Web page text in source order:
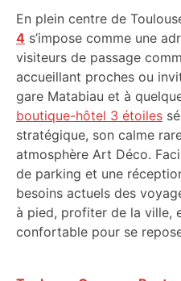
En plein centre de
4 s’impose comme une
visiteurs de passage
accueillant proches ou
gare Matabiau et à
boutique-hôtel 3 étoiles
stratégique, son calme
atmosphère Art Déco.
de parking et une
besoins actuels des
à pied, profiter de la ville,
confortable pour se